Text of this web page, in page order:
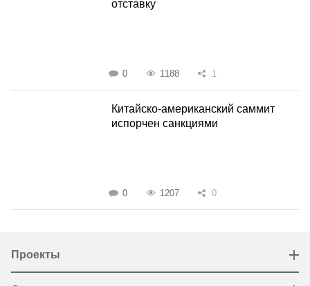
отставку
0 1188 1
Китайско-американский саммит
испорчен санкциями
0 1207 0
Проекты